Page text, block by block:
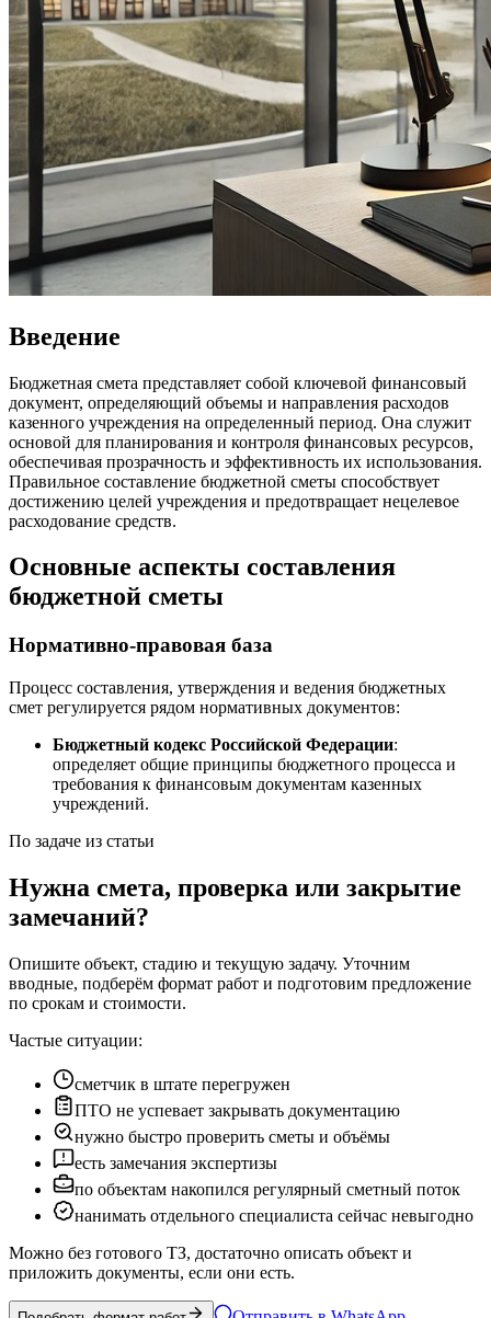
Введение
Бюджетная смета представляет собой ключевой финансовый
документ, определяющий объемы и направления расходов
казенного учреждения на определенный период. Она служит
основой для планирования и контроля финансовых ресурсов,
обеспечивая прозрачность и эффективность их использования.
Правильное составление бюджетной сметы способствует
достижению целей учреждения и предотвращает нецелевое
расходование средств.
Основные аспекты составления
бюджетной сметы
Нормативно-правовая база
Процесс составления, утверждения и ведения бюджетных
смет регулируется рядом нормативных документов:
Бюджетный кодекс Российской Федерации:
определяет общие принципы бюджетного процесса и
требования к финансовым документам казенных
учреждений.
По задаче из статьи
Нужна смета, проверка или закрытие
замечаний?
Опишите объект, стадию и текущую задачу. Уточним
вводные, подберём формат работ и подготовим предложение
по срокам и стоимости.
Частые ситуации:
сметчик в штате перегружен
ПТО не успевает закрывать документацию
нужно быстро проверить сметы и объёмы
есть замечания экспертизы
по объектам накопился регулярный сметный поток
нанимать отдельного специалиста сейчас невыгодно
Можно без готового ТЗ, достаточно описать объект и
приложить документы, если они есть.